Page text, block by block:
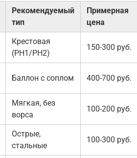
Рекомендуемый
тип
Примерная
цена
Крестовая
(PH1/PH2)
150-300 руб.
Баллон с соплом 400-700 руб.
Мягкая, без
ворса
100-200 руб.
Острые,
стальные
100-300 руб.